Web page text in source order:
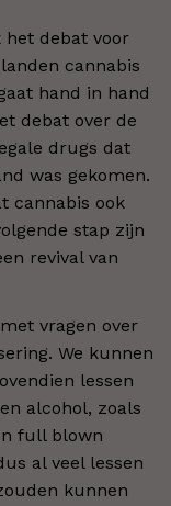
het debat voor
cannabis
hand in hand
debat over de
drugs dat
was gekomen.
cannabis ook
stap zijn
revival van
vragen over
We kunnen
lessen
alcohol, zoals
full blown
al veel lessen
kunnen